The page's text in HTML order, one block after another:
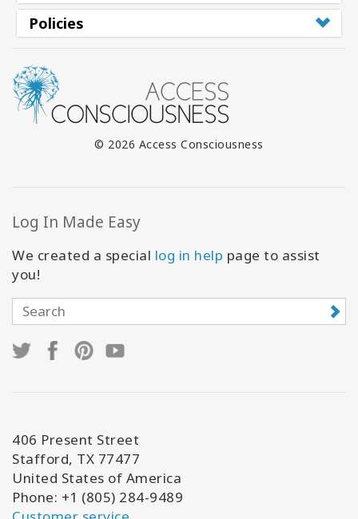
Policies
© 2026 Access Consciousness
Log In Made Easy
We created a special log in help page to assist
you!
406 Present Street
Stafford, TX 77477
United States of America
Phone: +1 (805) 284-9489